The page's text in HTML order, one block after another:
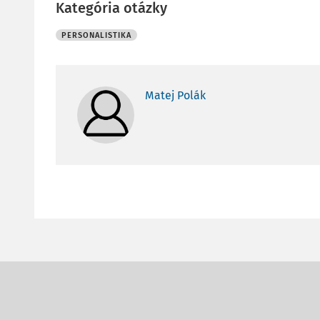
Kategória otázky
PERSONALISTIKA
Matej Polák